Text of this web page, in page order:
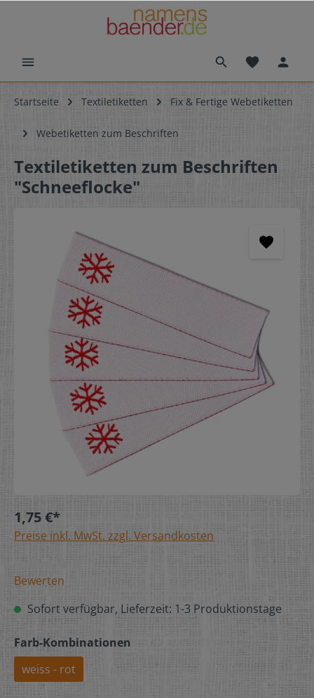
Startseite Textiletiketten Fix & Fertige Webetiketten
Webetiketten zum Beschriften
Textiletiketten zum Beschriften
"Schneeflocke"
1,75 €*
Preise inkl. MwSt. zzgl. Versandkosten
Bewerten
Sofort verfügbar, Lieferzeit: 1-3 Produktionstage
Farb-Kombinationen
weiss - rot